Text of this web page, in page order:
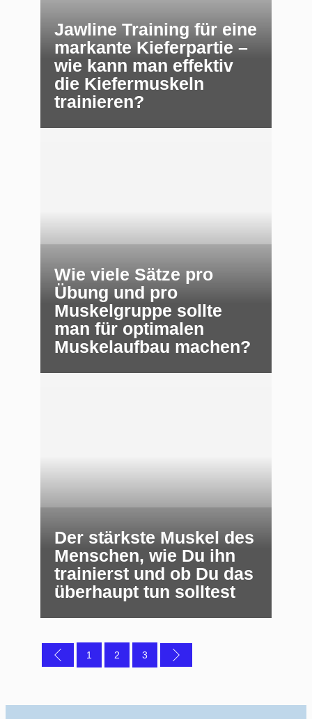
Jawline Training für eine
markante Kieferpartie –
wie kann man effektiv
die Kiefermuskeln
trainieren?
Wie viele Sätze pro
Übung und pro
Muskelgruppe sollte
man für optimalen
Muskelaufbau machen?
Der stärkste Muskel des
Menschen, wie Du ihn
trainierst und ob Du das
überhaupt tun solltest
1 2 3